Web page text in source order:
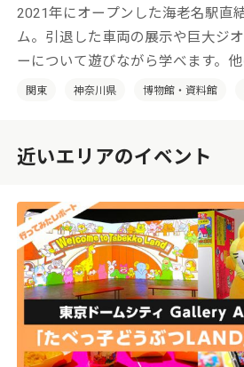
2021年にオープンした海老名駅直
ム。引退した車両の展示や巨大ジ
ーについて遊びながら学べます。
ス、カフェ、ミュージアムショッ
関東 神奈川県 博物館・資料館
近いエリアのイベント